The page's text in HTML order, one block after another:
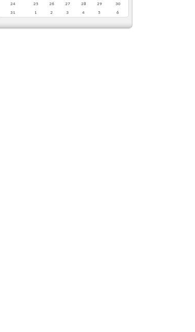
24
25 26 27 28 29
30
31
1 2 3 4 5 6